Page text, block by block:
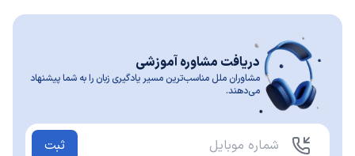
دریافت مشاوره آموزشی
مشاوران ملل مناسب‌ترین مسیر یادگیری زبان را به شما پیشنهاد
می‌دهند.
ثبت